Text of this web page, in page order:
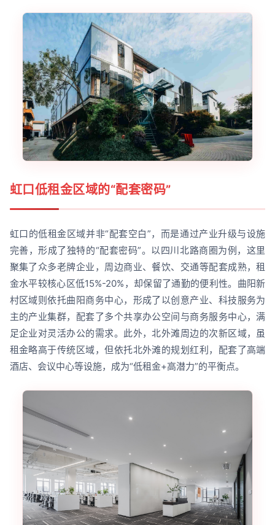
虹口低租金区域的“配套密码”
虹口的低租金区域并非“配套空白”，而是通过产业升级与设施
完善，形成了独特的“配套密码”。以四川北路商圈为例，这里
聚集了众多老牌企业，周边商业、餐饮、交通等配套成熟，租
金水平较核心区低15%-20%，却保留了通勤的便利性。曲阳新
村区域则依托曲阳商务中心，形成了以创意产业、科技服务为
主的产业集群，配套了多个共享办公空间与商务服务中心，满
足企业对灵活办公的需求。此外，北外滩周边的次新区域，虽
租金略高于传统区域，但依托北外滩的规划红利，配套了高端
酒店、会议中心等设施，成为“低租金+高潜力”的平衡点。